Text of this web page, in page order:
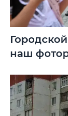
наш